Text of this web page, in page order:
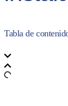
Tabla de